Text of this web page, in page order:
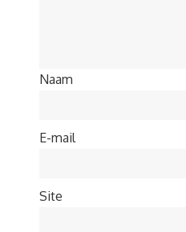
Naam
E-mail
Site